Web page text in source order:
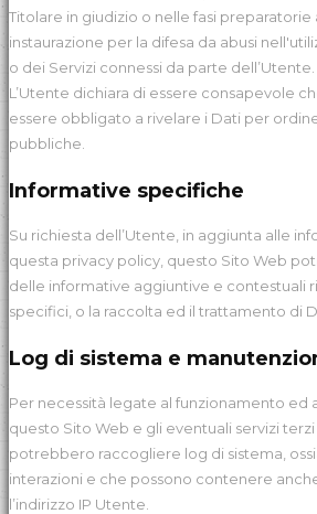
Titolare in giudizio o nelle fasi preparatorie
instaurazione per la difesa da abusi
o dei Servizi connessi da parte dell’Utente.
L’Utente dichiara di essere consapevole
essere obbligato a rivelare i Dati per
pubbliche.
Informative specifiche
Su richiesta dell’Utente, in aggiunta alle
questa privacy policy, questo Sito Web
delle informative aggiuntive e contestuali
specifici, o la raccolta ed il trattamento di
Log di sistema e
Per necessità legate al funzionamento ed
questo Sito Web e gli eventuali servizi terzi
potrebbero raccogliere log di sistema,
interazioni e che possono contenere
l’indirizzo IP Utente.